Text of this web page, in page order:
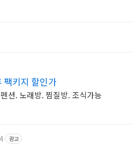
팩키지 할인가
션. 노래방. 찜질방. 조식가능
광고